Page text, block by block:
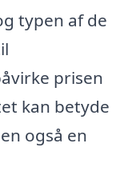
typen af de
prisen
kan betyde
også en